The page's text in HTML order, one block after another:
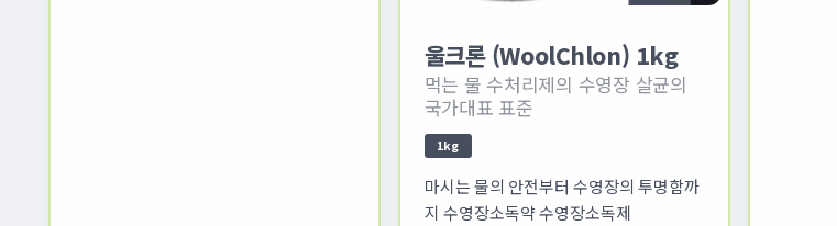
울크론 (WoolChlon) 1kg
먹는 물 수처리제의 수영장 살균의
국가대표 표준
1kg
마시는 물의 안전부터 수영장의 투명함까
지 수영장소독약 수영장소독제